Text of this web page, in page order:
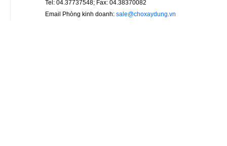
Tel: 04.37737548; Fax: 04.38370082
Email Phòng kinh doanh: sale@choxaydung.vn